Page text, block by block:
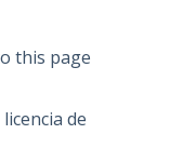
licencia de